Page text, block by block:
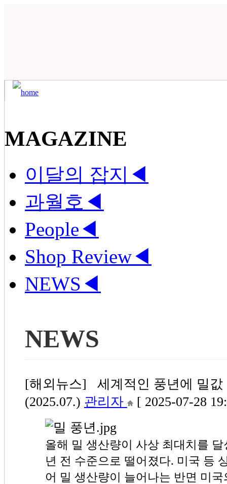
MAGAZINE
이달의 잡지 ◀
과월호 ◀
People◀
Shop Review◀
NEWS ◀
NEWS
[해외뉴스] 세계적인 풍년에 밀값
(2025.07.) 관리자 [ 2025-07-28
올해 밀 생산량이 사상 최대치를
년 전 수준으로 떨어졌다. 미국 등
어 밀 생산량이 늘어나는 반면 미